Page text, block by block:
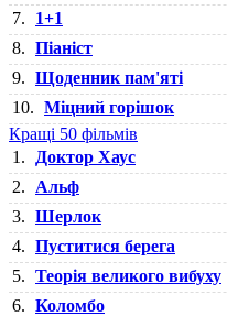
7.
1+1
8. Піаніст
9. Щоденник пам'яті
10. Міцний горішок
Кращі 50 фільмів
1.
Доктор Хаус
2.
Альф
3. Шерлок
4. Пуститися берега
5. Теорія великого вибуху
6. Коломбо